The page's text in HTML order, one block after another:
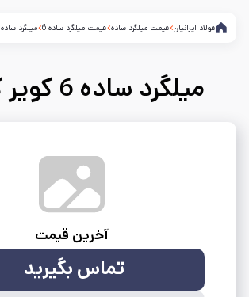
فولاد ایرانیان قیمت میلگرد ساده قیمت میلگرد ساده 6 میلگرد ساده 6 کویر کاشان
میلگرد ساده 6 کویر کاشان
آخرین قیمت
تماس بگیرید